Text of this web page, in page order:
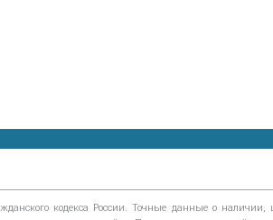
кодекса России. Точные данные о наличии,